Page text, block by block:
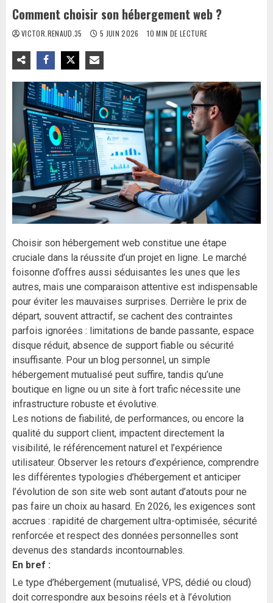
Comment choisir son hébergement web ?
VICTOR.RENAUD.35 5 JUIN 2026 10 MIN DE LECTURE
Choisir son hébergement web constitue une étape
cruciale dans la réussite d’un projet en ligne. Le marché
foisonne d’offres aussi séduisantes les unes que les
autres, mais une comparaison attentive est indispensable
pour éviter les mauvaises surprises. Derrière le prix de
départ, souvent attractif, se cachent des contraintes
parfois ignorées : limitations de bande passante, espace
disque réduit, absence de support fiable ou sécurité
insuffisante. Pour un blog personnel, un simple
hébergement mutualisé peut suffire, tandis qu’une
boutique en ligne ou un site à fort trafic nécessite une
infrastructure robuste et évolutive.
Les notions de fiabilité, de performances, ou encore la
qualité du support client, impactent directement la
visibilité, le référencement naturel et l’expérience
utilisateur. Observer les retours d’expérience, comprendre
les différentes typologies d’hébergement et anticiper
l’évolution de son site web sont autant d’atouts pour ne
pas faire un choix au hasard. En 2026, les exigences sont
accrues : rapidité de chargement ultra-optimisée, sécurité
renforcée et respect des données personnelles sont
devenus des standards incontournables.
En bref :
Le type d’hébergement (mutualisé, VPS, dédié ou cloud)
doit correspondre aux besoins réels et à l’évolution